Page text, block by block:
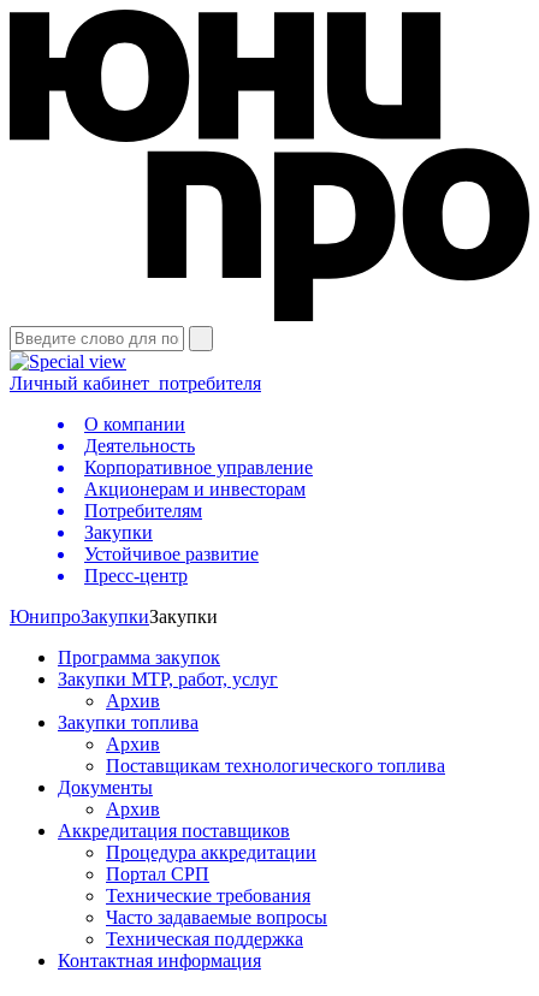
Личный кабинет потребителя
О компании
Деятельность
Корпоративное управление
Акционерам и инвесторам
Потребителям
Закупки
Устойчивое развитие
Пресс-центр
ЮнипроЗакупкиЗакупки
Программа закупок
Закупки МТР, работ, услуг
Архив
Закупки топлива
Архив
Поставщикам технологического топлива
Документы
Архив
Аккредитация поставщиков
Процедура аккредитации
Портал СРП
Технические требования
Часто задаваемые вопросы
Техническая поддержка
Контактная информация